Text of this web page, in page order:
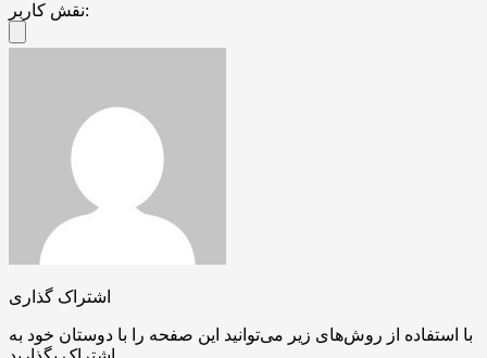
نقش کاربر:
اشتراک گذاری
با استفاده از روش‌های زیر می‌توانید این صفحه را با دوستان خود به